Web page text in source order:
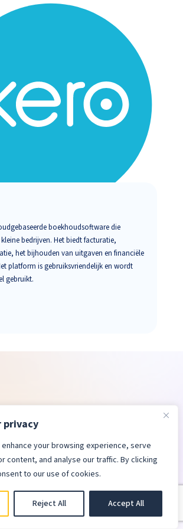
privacy
your browsing experience, serve
content, and analyse our traffic. By clicking
to our use of cookies.
Reject All Accept All
boekhoudsoftware die
bedrijven. Het biedt facturatie,
het bijhouden van uitgaven en financiële
platform is gebruiksvriendelijk en wordt
gebruikt.